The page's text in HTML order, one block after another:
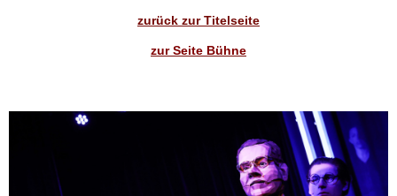
zurück zur Titelseite
zur Seite Bühne